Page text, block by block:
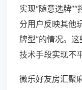
实现“随意选牌
分用户反映其他
牌型”的情况。
技术手段实现不
微乐好友房汇聚